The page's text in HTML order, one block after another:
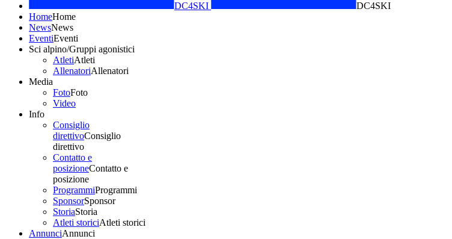
DC4SKI
DC4SKI
HomeHome
NewsNews
EventiEventi
Sci alpino/Gruppi agonistici
AtletiAtleti
AllenatoriAllenatori
Media
FotoFoto
Video
Info
Consiglio
direttivoConsiglio
direttivo
Contatto e
posizioneContatto e
posizione
ProgrammiProgrammi
SponsorSponsor
StoriaStoria
Atleti storiciAtleti storici
AnnunciAnnunci